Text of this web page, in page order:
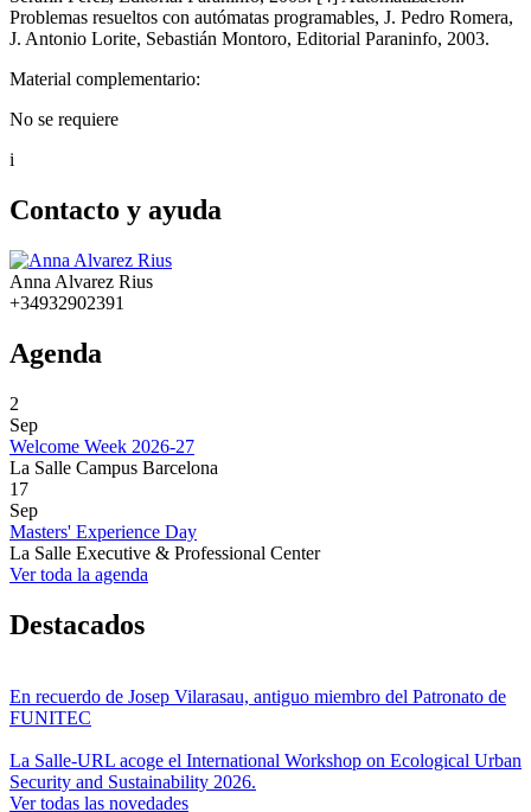
Problemas resueltos con autómatas programables, J. Pedro Romera,
J. Antonio Lorite, Sebastián Montoro, Editorial Paraninfo, 2003.
Material complementario:
No se requiere
i
Contacto y ayuda
Anna Alvarez Rius
+34932902391
Agenda
2
Sep
Welcome Week 2026-27
La Salle Campus Barcelona
17
Sep
Masters' Experience Day
La Salle Executive & Professional Center
Ver toda la agenda
Destacados
En recuerdo de Josep Vilarasau, antiguo miembro del Patronato de
FUNITEC
La Salle-URL acoge el International Workshop on Ecological Urban
Security and Sustainability 2026.
Ver todas las novedades